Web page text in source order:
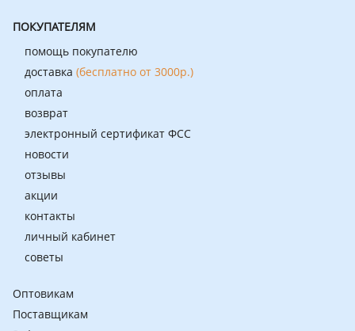
ПОКУПАТЕЛЯМ
помощь покупателю
доставка (бесплатно от 3000р.)
оплата
возврат
электронный сертификат ФСС
новости
отзывы
акции
контакты
личный кабинет
советы
Оптовикам
Поставщикам